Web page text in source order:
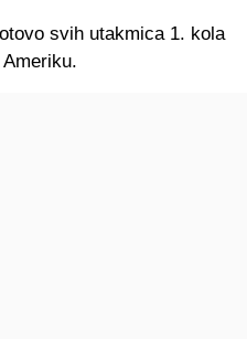
svih utakmica 1. kola